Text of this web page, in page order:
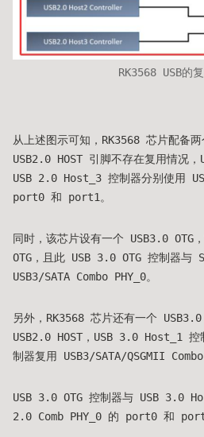
RK3568 USB的
从上述图示可知，RK3568 芯片配备
USB2.0 HOST 引脚不存在复用情况
USB 2.0 Host_3 控制器分别使用
port0 和 port1。
同时，该芯片设有一个 USB3.0 OTG
OTG，且此 USB 3.0 OTG 控制器与
USB3/SATA Combo PHY_0。
另外，RK3568 芯片还有一个 USB3.0
USB2.0 HOST，USB 3.0 Host_1 控
制器复用 USB3/SATA/QSGMII Combo
USB 3.0 OTG 控制器与 USB 3.0
2.0 Comb PHY_0 的 port0 和